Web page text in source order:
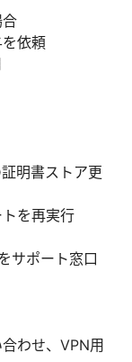
依頼
明書ストア更
を再実行
サポート窓口
わせ、VPN用